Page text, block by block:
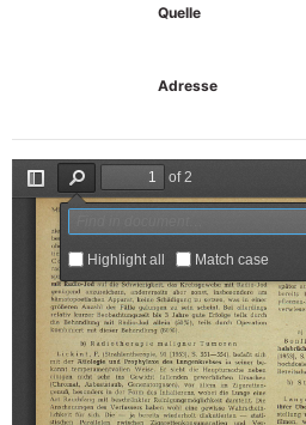
Quelle
Adresse